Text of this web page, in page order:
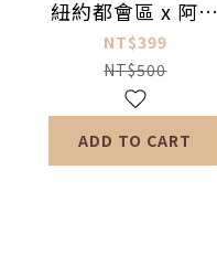
紐約都會區 x 阿根
廷足球文化：雙書
精選合購套組（優
惠價 $399）
NT$399
NT$500
ADD TO CART